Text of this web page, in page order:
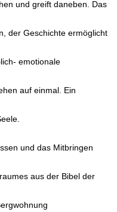
und greift daneben. Das
der Geschichte ermöglicht
emotionale
auf einmal. Ein
und das Mitbringen
aus der Bibel der